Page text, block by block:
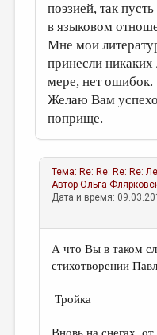
поэзией, так
в языковом
Мне мои
принесли
мере, нет ошибок.
Желаю Вам
поприще.
Тема: Re: Re: Re: Re:
АвторОльга
Дата и время:
А что Вы в таком
стихотворении
Тройка